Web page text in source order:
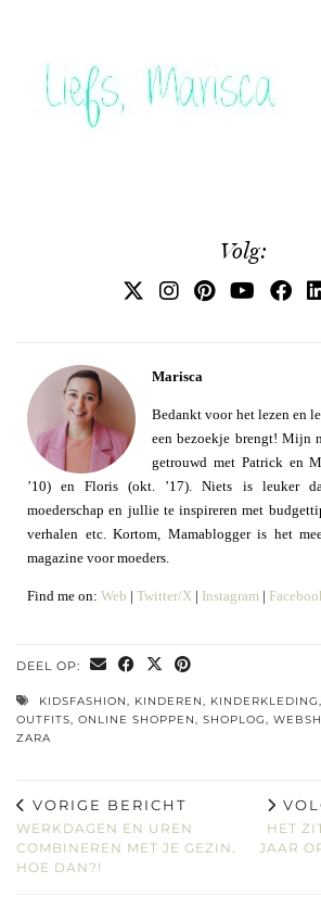
Volg:
Marisca
Bedankt voor het lezen en
een bezoekje brengt! Mijn
getrouwd met Patrick en
’10) en Floris (okt. ’17). Niets is leuker
moederschap en jullie te inspireren met
verhalen etc. Kortom, Mamablogger is het
magazine voor moeders.
Find me on: Web | Twitter/X | Instagram |
DEEL OP:
KIDSFASHION, KINDEREN, KINDERKLEDING,
OUTFITS, ONLINE SHOPPEN, SHOPLOG,
ZARA
VORIGE BERICHT
WERKDAGEN EN UREN
COMBINEREN MET JE GEZIN,
HOE DAN?!
HET
JAAR